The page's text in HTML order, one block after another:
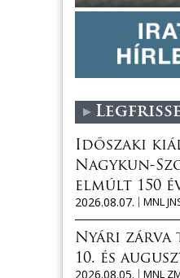
Időszaki
Nagykun-
elmúlt 150
2026.08.07.
MNL
Nyári zárva
10. és
2026.08.05.
MNL